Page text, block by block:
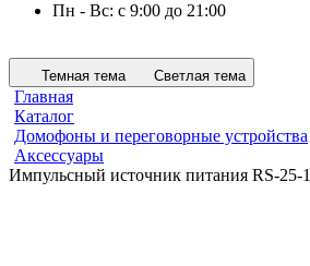
Пн - Вс: с 9:00 до 21:00
Темная тема Светлая тема
Главная
Каталог
Домофоны и переговорные устройства
Аксессуары
Импульсный источник питания RS-25-